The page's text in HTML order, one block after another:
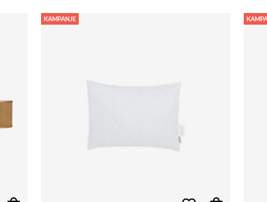
KAMPANJE